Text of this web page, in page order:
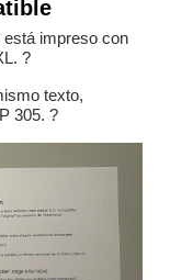
está impreso con
?
texto,
305. ?